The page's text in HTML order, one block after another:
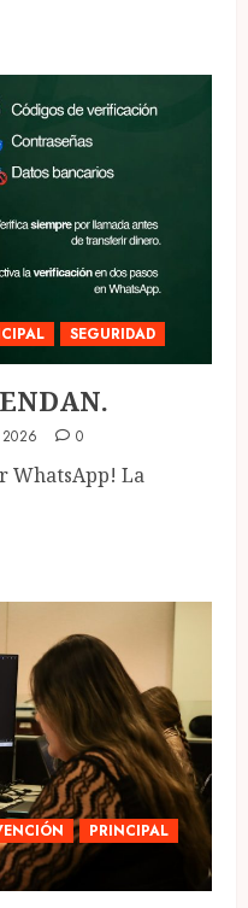
SEGURIDAD
0
WhatsApp! La
PRINCIPAL